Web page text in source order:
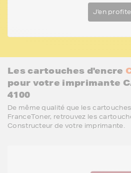
J'en profite
Les cartouches d'encre
pour votre imprimante
4100
De même qualité que les
FranceToner, retrouvez les
Constructeur de votre imprimante.